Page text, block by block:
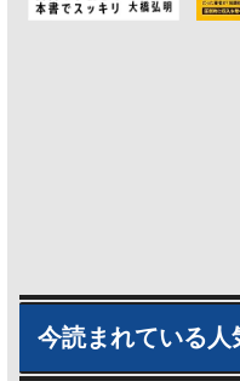
今読まれている